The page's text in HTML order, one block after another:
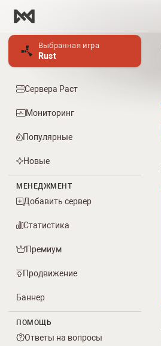
Выбранная игра
Rust
Сервера Раст
Мониторинг
Популярные
Новые
МЕНЕДЖМЕНТ
Добавить сервер
Статистика
Премиум
Продвижение
Баннер
ПОМОЩЬ
Ответы на вопросы